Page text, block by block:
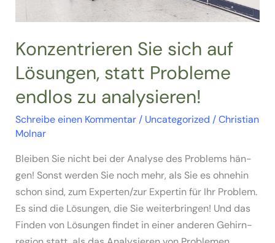
Konzentrieren Sie sich auf
Lösungen, statt Probleme
endlos zu analysieren!
Schreibe einen Kommentar / Uncategorized /Christian
Molnar
Blei­ben Sie nicht bei der Ana­ly­se des Pro­blems hän­
gen! Sonst wer­den Sie noch mehr, als Sie es ohne­hin
schon sind, zum Experten/zur Exper­tin für Ihr Pro­blem.
Es sind die Lösun­gen, die Sie wei­ter­brin­gen! Und das
Fin­den von Lösun­gen fin­det in einer ande­ren Gehirn­